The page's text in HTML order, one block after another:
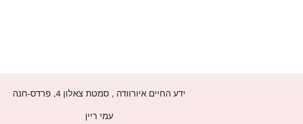
ידע החיים איורוודה , סמטת צאלון 4, פרדס-חנה
עמי ריין